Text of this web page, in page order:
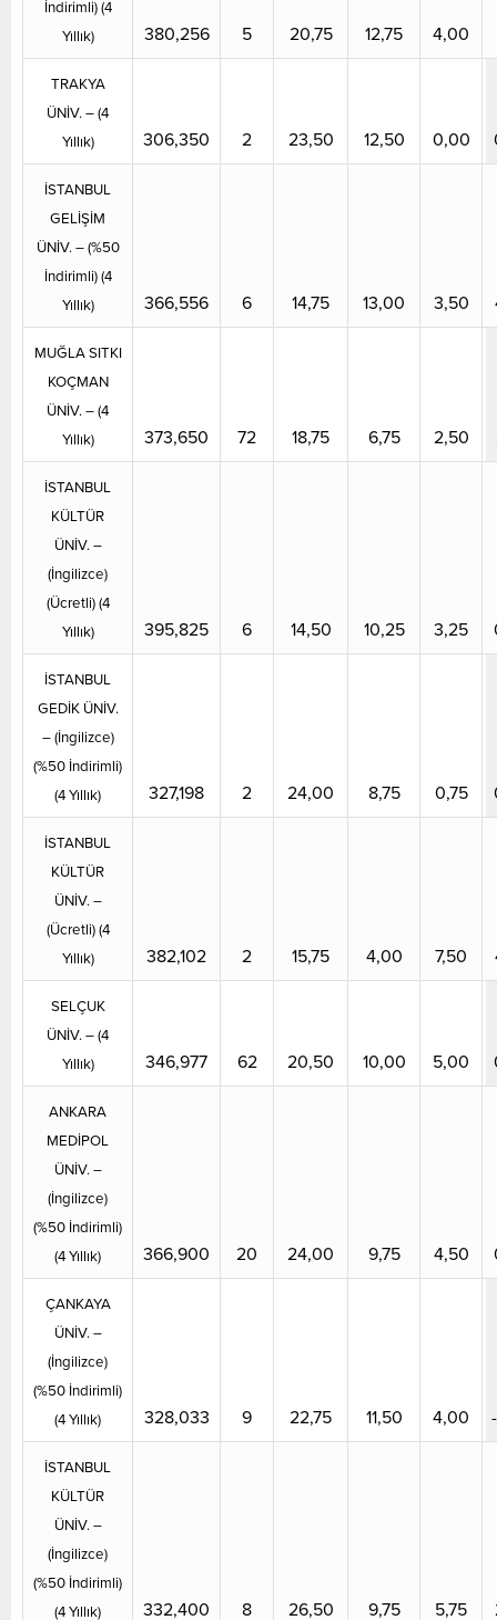
İndirimli) (4
Yıllık)
380,256 5 20,75 12,75 4,00
TRAKYA
ÜNİV. – (4
Yıllık)
306,350 2 23,50 12,50 0,00
İSTANBUL
GELİŞİM
ÜNİV. – (%50
İndirimli) (4
Yıllık)
366,556 6 14,75 13,00 3,50
MUĞLA SITKI
KOÇMAN
ÜNİV. – (4
Yıllık)
373,650 72 18,75 6,75 2,50
İSTANBUL
KÜLTÜR
ÜNİV. –
(İngilizce)
(Ücretli) (4
Yıllık)
395,825 6 14,50 10,25 3,25
İSTANBUL
GEDİK ÜNİV.
– (İngilizce)
(%50 İndirimli)
(4 Yıllık)
327,198 2 24,00 8,75 0,75
İSTANBUL
KÜLTÜR
ÜNİV. –
(Ücretli) (4
Yıllık)
382,102 2 15,75 4,00 7,50
SELÇUK
ÜNİV. – (4
Yıllık)
346,977 62 20,50 10,00 5,00
ANKARA
MEDİPOL
ÜNİV. –
(İngilizce)
(%50 İndirimli)
(4 Yıllık)
366,900 20 24,00 9,75 4,50
ÇANKAYA
ÜNİV. –
(İngilizce)
(%50 İndirimli)
(4 Yıllık)
328,033 9 22,75 11,50 4,00
İSTANBUL
KÜLTÜR
ÜNİV. –
(İngilizce)
(%50 İndirimli)
(4 Yıllık)
332,400 8 26,50 9,75 5,75